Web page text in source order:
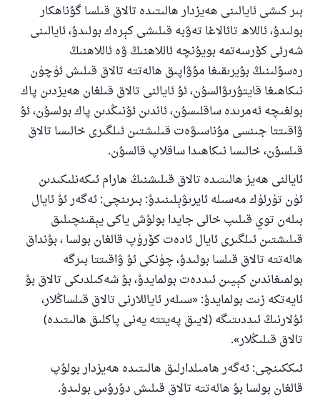
بىر كىشى ئايالىنى ھەيزدار ھالىتىدە تالاق قىلسا گۇناھكار
بولىدۇ، ئاللاھ تائالاغا تەۋبە قىلىشى كېرەك بولىدۇ، ئايالىنى
شەرئى كۆرسەتمە بويۇنچە ئاللاھنىڭ ۋە ئاللاھنىڭ
رەسۇلىنىڭ بۇيرىقىغا مۇۋاپىق ھالەتتە تالاق قىلىش ئۈچۈن
نىكاھىغا قايتۇرىۋالسۇن، ئۇ ئايالنى تالاق قىلغان ھەيزدىن پاك
بولغىچە ئەمرىدە ساقلىسۇن، ئاندىن ئۇنىڭدىن پاك بولسۇن، ئۇ
ۋاقىتتا جىنسى مۇناسىۋەت قىلىشتىن ئىلگىرى خالىسا تالاق
قىلسۇن، خالىسا نىكاھىدا ساقلاپ قالسۇن.
ئايالنى ھەيز ھالىتىدە تالاق قىلىشنىڭ ھارام ئىكەنلىكىدىن
ئۈن تۈرلۈك مەسىلە ئايرىۋېلىنىدۇ: بىرىنچى: ئەگەر ئۇ ئايال
بىلەن توي قىلىپ خالى جايدا بولۇش ياكى يېقىنچىلىق
قىلىشتىن ئىلگىرى ئايال ئادەت كۆرۈپ قالغان بولسا ، بۇنداق
ھالەتتە تالاق قىلسا بولىدۇ، چۈنكى ئۇ ۋاقىتتا بىرگە
بولمىغاندىن كېيىن ئىددەت بولمايدۇ، بۇ شەكىلدىكى تالاق بۇ
ئايەتكە زىت بولمايدۇ: «سىلەر ئاياللارنى تالاق قىلساڭلار،
ئۇلارنىڭ ئىددىتىگە (لايىق پەيتتە يەنى پاكلىق ھالىتىدە)
تالاق قىلىڭلار».
ئىككىنچى: ئەگەر ھامىلدارلىق ھالىتىدە ھەيزدار بولۇپ
قالغان بولسا بۇ ھالەتتە تالاق قىلىش دۇرۇس بولىدۇ.